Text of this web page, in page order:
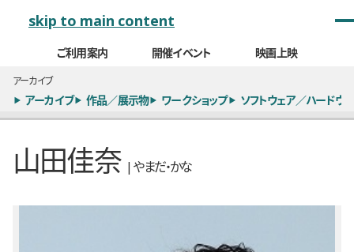
skip to main content
ご利用案内 開催イベント 映画上映
アーカイブ
アーカイブ 作品／展示物 ワークショップ ソフトウェア／ハードウ
山田佳奈 | やまだ・かな